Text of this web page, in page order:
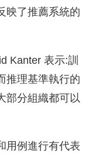
映了推薦系統的
Kanter 表示:訓
推理基準執行的
部分組織都可以
用例進行有代表